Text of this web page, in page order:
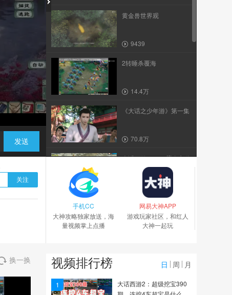
发送
黄金兽世界观
9439
2转睡杀覆海
14.4万
《大话之少年游》第一集
70.8万
大话西游2 2019鎏金宝鉴
龙兔实战视频
4.3万
蝴蝶仙子世界观
5.7万
关注
手机CC
大神攻略独家放送，海
量视频掌上点播
网易大神APP
游戏玩家社区，和红人
大神一起玩
换一换 视频排行榜 日 周 月
1
大话西游2：超级挖宝390